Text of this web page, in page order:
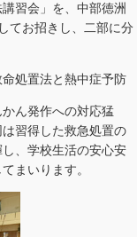
習会」を、中部徳洲
てお招きし、二部に分
命処置法と熱中症予防
かん発作への対応猛
習得した救急処置の
、学校生活の安心安
まいります。